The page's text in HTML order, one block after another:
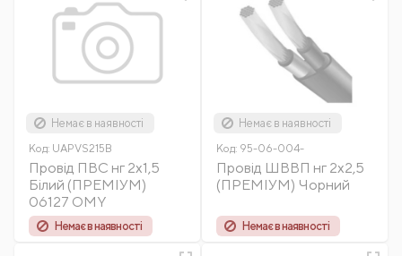
Немає в наявності
Код: UAPVS215B
Провід ПВС нг 2х1,5
Білий (ПРЕМІУМ)
06127 OMY
Немає в наявності
Немає в наявності
Код: 95-06-004-
Провід ШВВП нг 2х2,5
(ПРЕМІУМ) Чорний
Немає в наявності